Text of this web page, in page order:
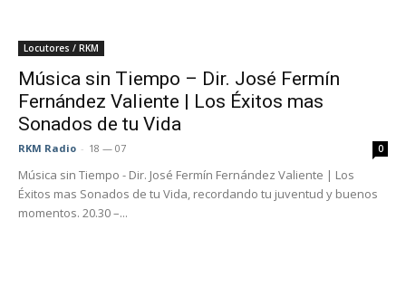
Locutores / RKM
Música sin Tiempo – Dir. José Fermín
Fernández Valiente | Los Éxitos mas
Sonados de tu Vida
RKM Radio - 18 — 07 0
Música sin Tiempo - Dir. José Fermín Fernández Valiente | Los
Éxitos mas Sonados de tu Vida, recordando tu juventud y buenos
momentos. 20.30 –...